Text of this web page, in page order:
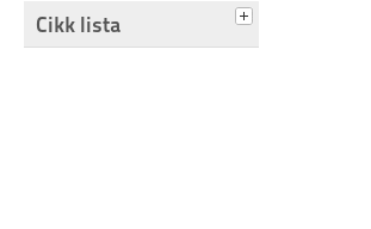
Cikk lista